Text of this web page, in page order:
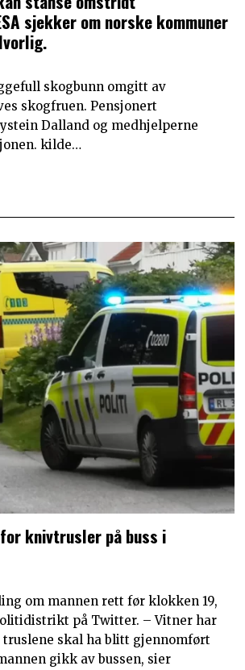
sjekker om norske kommuner
skogbunn omgitt av
skogfruen. Pensjonert
Dalland og medhjelperne
kilde…
knivtrusler på buss i
om mannen rett før klokken 19,
på Twitter. – Vitner har
skal ha blitt gjennomført
gikk av bussen, sier